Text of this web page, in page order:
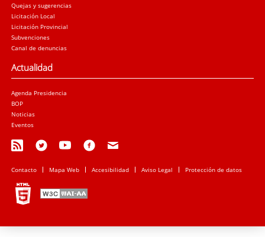
Quejas y sugerencias
Licitación Local
Licitación Provincial
Subvenciones
Canal de denuncias
Actualidad
Agenda Presidencia
BOP
Noticias
Eventos
Contacto Mapa Web Accesibilidad Aviso Legal Protección de datos